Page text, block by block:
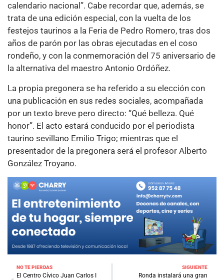
calendario nacional”. Cabe recordar que, además, se
trata de una edición especial, con la vuelta de los
festejos taurinos a la Feria de Pedro Romero, tras dos
años de parón por las obras ejecutadas en el coso
rondeño, y con la conmemoración del 75 aniversario de
la alternativa del maestro Antonio Ordóñez.
La propia pregonera se ha referido a su elección con
una publicación en sus redes sociales, acompañada
por un texto breve pero directo: “Qué belleza. Qué
honor”. El acto estará conducido por el periodista
taurino sevillano Emilio Trigo; mientras que el
presentador de la pregonera será el profesor Alberto
González Troyano.
NO TE PIERDAS
El Centro Cívico Juan Carlos I
SIGUIENTE
Ronda instalará una gran